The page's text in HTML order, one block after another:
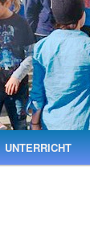
UNTERRICHT